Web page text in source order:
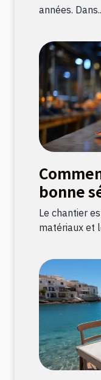
années.
bonne
Le chantier
matériaux et